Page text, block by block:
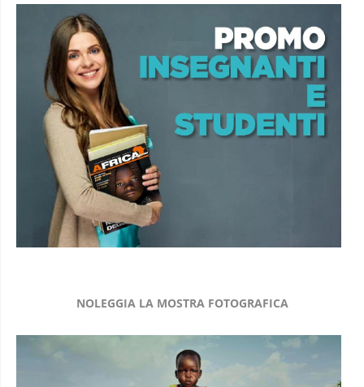
NOLEGGIA LA MOSTRA FOTOGRAFICA